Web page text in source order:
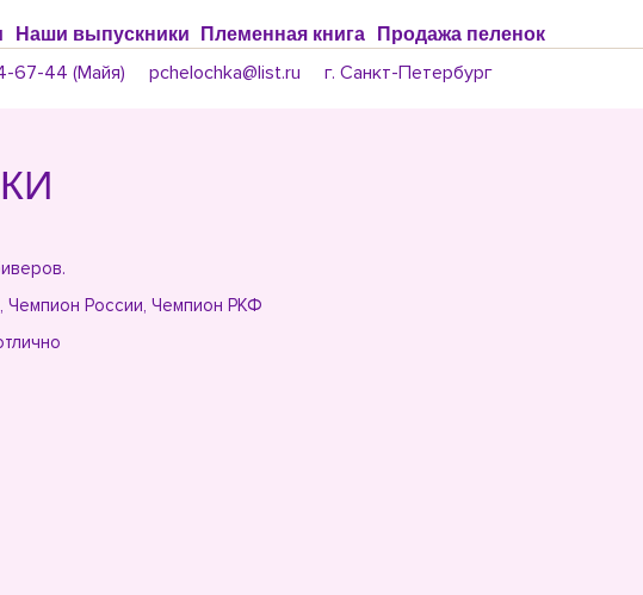
Наши выпускники Племенная книга Продажа пеленок
67-44 (Майя) pchelochka@list.ru г. Санкт-Петербург
Чемпион России, Чемпион РКФ